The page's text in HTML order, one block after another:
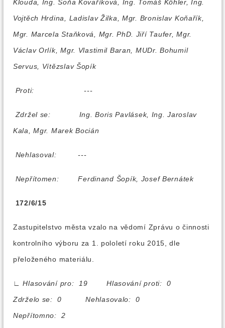
Klouda, Ing. Soňa Kovaříková, Ing. Tomáš Köhler, Ing.
Vojtěch Hrdina, Ladislav Žilka, Mgr. Bronislav Koňařík,
Mgr. Marcela Staňková, Mgr. PhD. Jiří Taufer, Mgr.
Václav Orlík, Mgr. Vlastimil Baran, MUDr. Bohumil
Servus, Vítězslav Šopík
Proti: ---
Zdržel se:
Ing. Boris Pavlásek, Ing. Jaroslav
Kala, Mgr. Marek Bocián
Nehlasoval: ---
Nepřítomen: Ferdinand Šopík, Josef Bernátek
172/6/15
Zastupitelstvo města vzalo na vědomí Zprávu o činnosti
kontrolního výboru za 1. pololetí roku 2015, dle
přeloženého materiálu.
∟
Hlasování pro: 19 Hlasování proti: 0
Zdrželo se: 0 Nehlasovalo: 0
Nepřítomno: 2